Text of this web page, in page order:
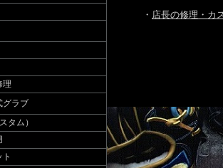
理
グラブ
タム）
・ 店長の修理・カ